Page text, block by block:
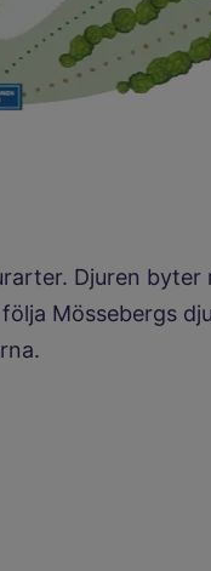
Djuren byter
Mössebergs